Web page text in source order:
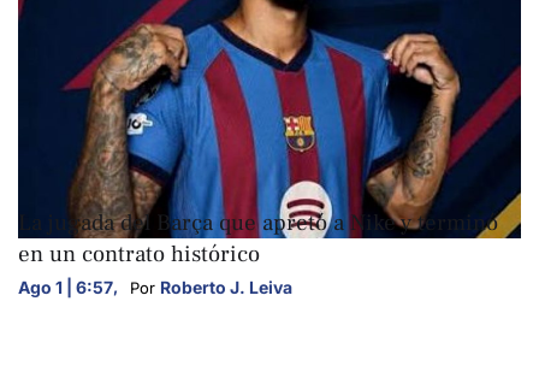
DEPORTES
La jugada del Barça que apretó a Nike y terminó
en un contrato histórico
Ago 1 | 6:57, Por Roberto J. Leiva